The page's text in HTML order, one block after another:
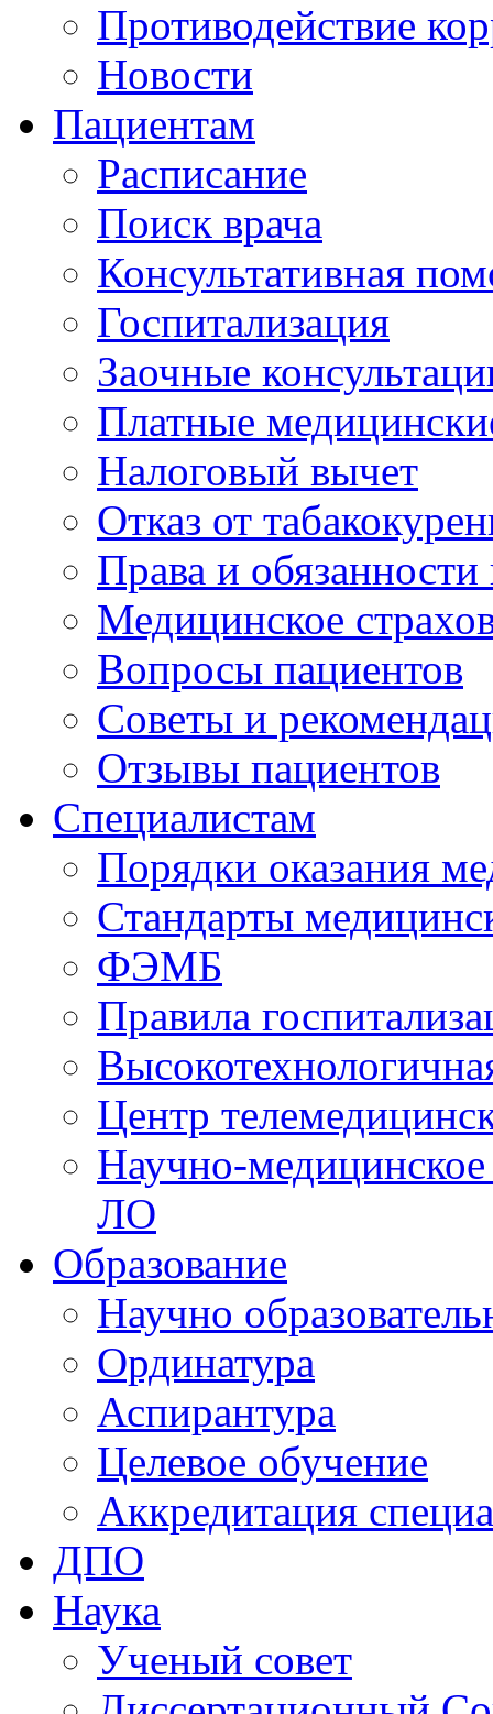
Противодействие
Новости
Пациентам
Расписание
Поиск врача
Консультативная
Госпитализация
Заочные
Платные
Налоговый вычет
Отказ от
Права и
Медицинское
Вопросы пациентов
Советы и
Отзывы пациентов
Специалистам
Порядки оказания
Стандарты
ФЭМБ
Правила
Центр
Научно-
ЛО
Образование
Научно
Ординатура
Аспирантура
Целевое обучение
Аккредитация
ДПО
Наука
Ученый совет